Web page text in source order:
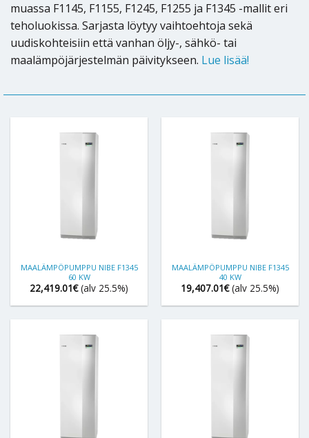
muassa F1145, F1155, F1245, F1255 ja F1345 -mallit eri
teholuokissa. Sarjasta löytyy vaihtoehtoja sekä
uudiskohteisiin että vanhan öljy-, sähkö- tai
maalämpöjärjestelmän päivitykseen. Lue lisää!
MAALÄMPÖPUMPPU NIBE F1345
60 KW
22,419.01€ (alv 25.5%)
MAALÄMPÖPUMPPU NIBE F1345
40 KW
19,407.01€ (alv 25.5%)